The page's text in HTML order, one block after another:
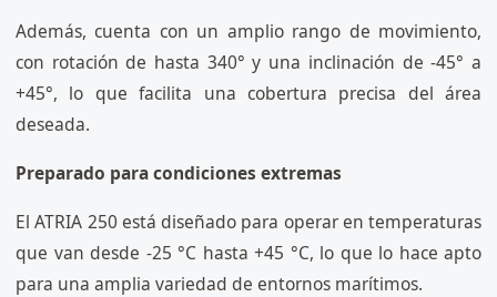
Además, cuenta con un amplio rango de movimiento,
con rotación de hasta 340° y una inclinación de -45° a
+45°, lo que facilita una cobertura precisa del área
deseada.
Preparado para condiciones extremas
El ATRIA 250 está diseñado para operar en temperaturas
que van desde -25 °C hasta +45 °C, lo que lo hace apto
para una amplia variedad de entornos marítimos.